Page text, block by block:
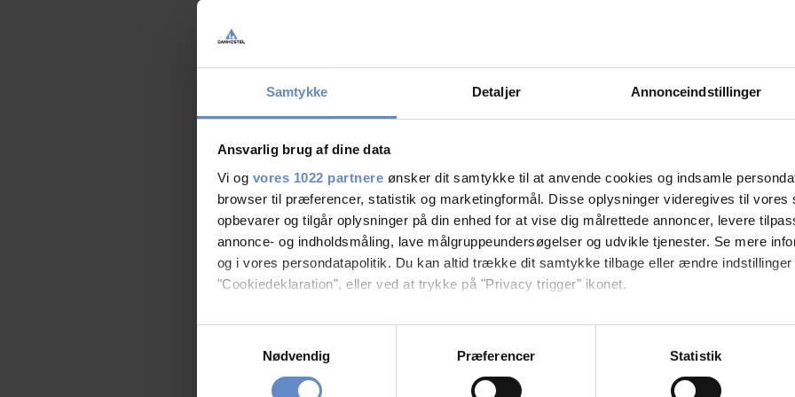
Samtykke Detaljer Annonceindstillinger
Ansvarlig brug af dine data
Vi og vores 1022 partnere ønsker dit samtykke til at anvende cookies og indsamle
browser til præferencer, statistik og marketingformål. Disse oplysninger videregives til vores
opbevarer og tilgår oplysninger på din enhed for at vise dig målrettede annoncer, levere
annonce- og indholdsmåling, lave målgruppeundersøgelser og udvikle tjenester. Se mere
og i vores persondatapolitik. Du kan altid trække dit samtykke tilbage eller ændre indstillinger
"Cookiedeklaration", eller ved at trykke på "Privacy trigger" ikonet.
Hvis du tillader det, vil vi også gerne:
Indsamle præcise oplysninger om din placering, der kan være nøjagtig inden for få
Nødvendig
Præferencer Statistik